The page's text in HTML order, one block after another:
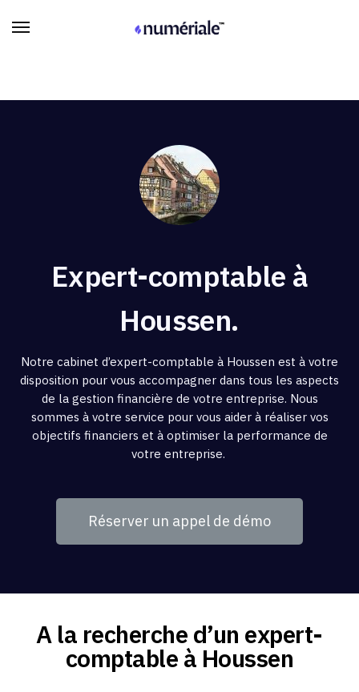
Expert-comptable à
Houssen.
Notre cabinet d’expert-comptable à Houssen est à votre
disposition pour vous accompagner dans tous les aspects
de la gestion financière de votre entreprise. Nous
sommes à votre service pour vous aider à réaliser vos
objectifs financiers et à optimiser la performance de
votre entreprise.
Réserver un appel de démo
A la recherche d’un expert-
comptable à Houssen